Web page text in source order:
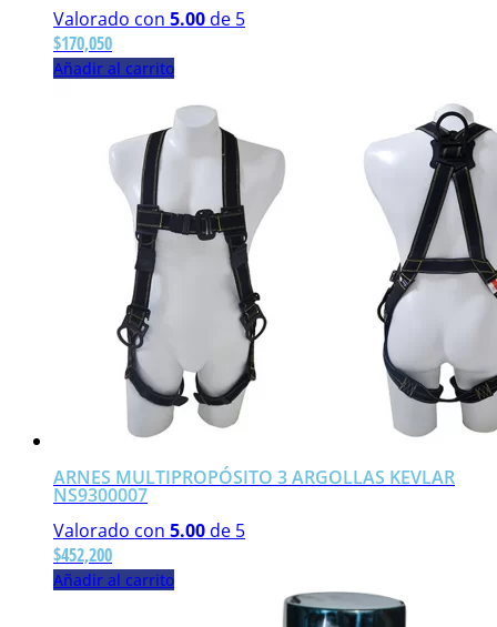
Valorado con 5.00de 5
$170,050
Añadir al carrito
ARNES MULTIPROPÓSITO 3 ARGOLLAS KEVLAR
NS9300007
Valorado con 5.00de 5
$452,200
Añadir al carrito